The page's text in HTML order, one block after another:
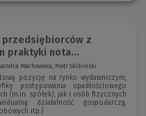
przedsiębiorców z
praktyki nota...
Machowska, Piotr Skibiński
pozycję na rynku wydawniczym,
postępowania upadłościowego
(m.in. spółek), jak i osób fizycznych
działalność gospodarczą,
itp.)